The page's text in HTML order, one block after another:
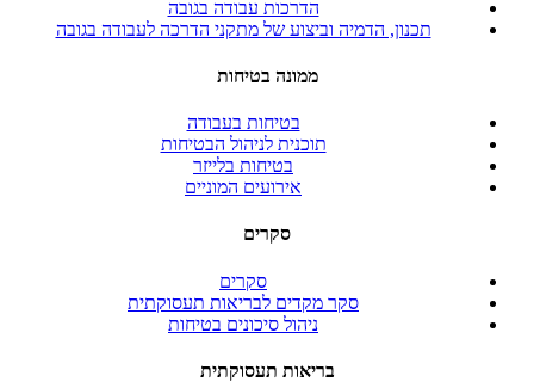
הדרכות עבודה בגובה
תכנון, הדמיה וביצוע של מתקני הדרכה לעבודה בגובה
ממונה בטיחות
בטיחות בעבודה
תוכנית לניהול הבטיחות
בטיחות בלייזר
אירועים המוניים
סקרים
סקרים
סקר מקדים לבריאות תעסוקתית
ניהול סיכונים בטיחות
בריאות תעסוקתית